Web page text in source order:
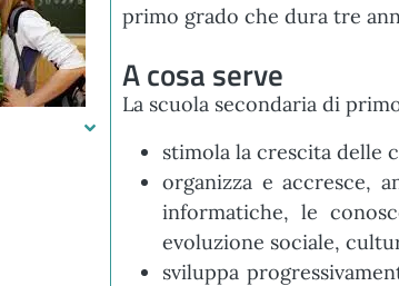
primo grado che dura tre
A cosa serve
La scuola secondaria di
stimola la crescita delle
organizza e accresce,
informatiche, le
evoluzione sociale,
sviluppa